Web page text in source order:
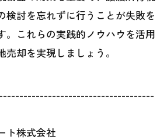
検討を忘れずに行うことが失敗を
。これらの実践的ノウハウを活用
売却を実現しましょう。
ト株式会社